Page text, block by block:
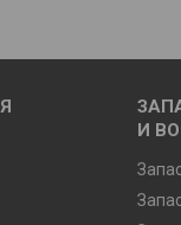
И